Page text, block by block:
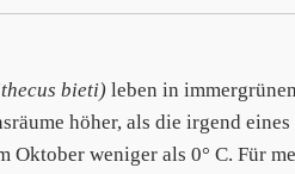
bieti) leben in
höher, als die irgend
weniger als 0° C. Für